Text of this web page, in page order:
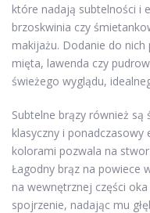
które nadają subtelności i
brzoskwinia czy
makijażu. Dodanie do
mięta, lawenda czy
świeżego wyglądu,
Subtelne brązy również
klasyczny i ponadczasowy
kolorami pozwala na
Łagodny brąz na powiece
na wewnętrznej części
spojrzenie, nadając mu